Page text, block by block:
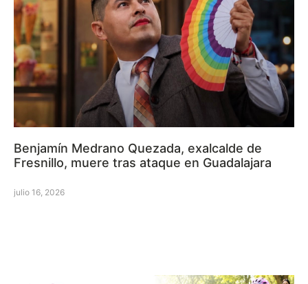
Benjamín Medrano Quezada, exalcalde de
Fresnillo, muere tras ataque en Guadalajara
julio 16, 2026